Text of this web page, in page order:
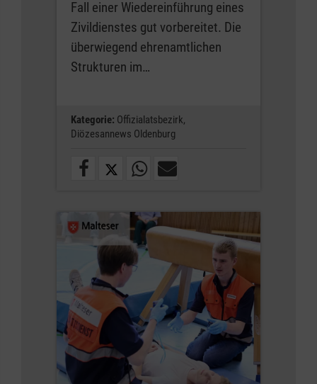
Fall einer Wiedereinführung eines
Zivildienstes gut vorbereitet. Die
überwiegend ehrenamtlichen
Strukturen im…
Kategorie: Offizialatsbezirk,
Diözesannews Oldenburg